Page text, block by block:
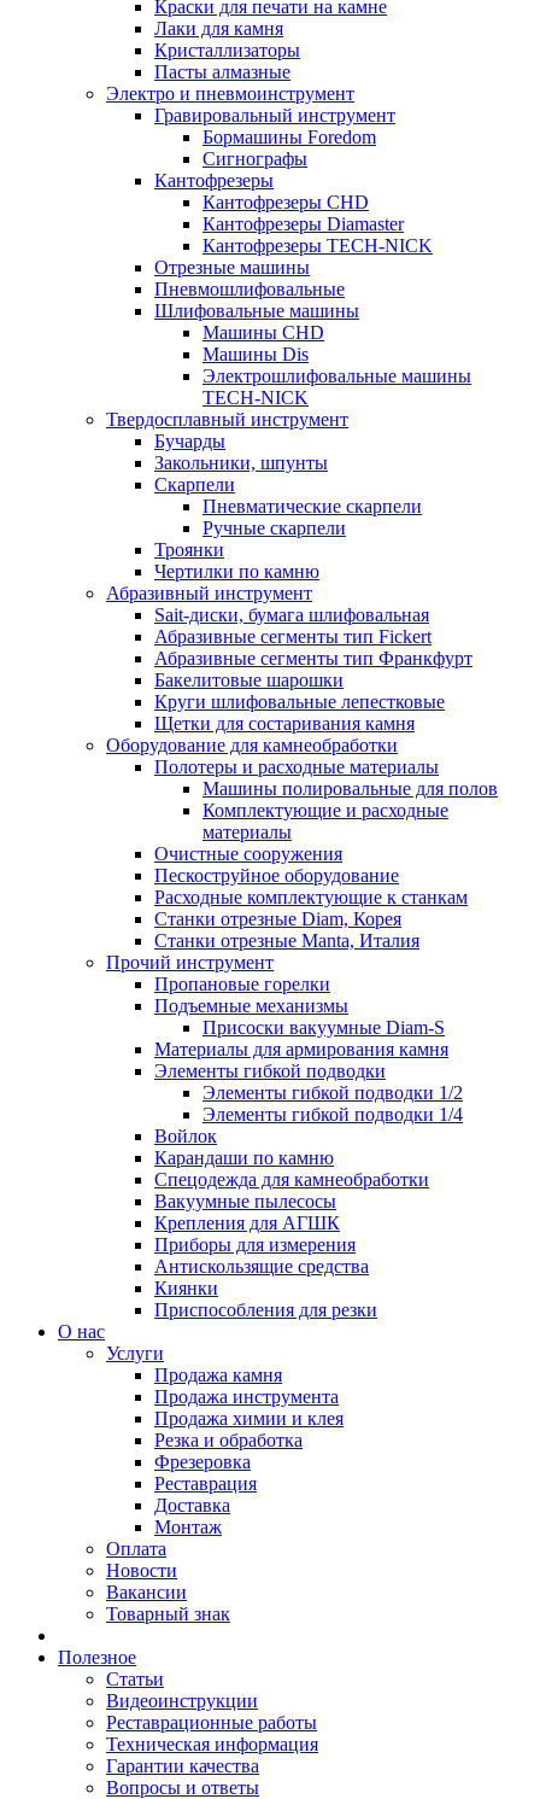
Краски для печати на камне
Лаки для камня
Кристаллизаторы
Пасты алмазные
Электро и пневмоинструмент
Гравировальный инструмент
Бормашины Foredom
Сигнографы
Кантофрезеры
Кантофрезеры CHD
Кантофрезеры Diamaster
Кантофрезеры TECH-NICK
Отрезные машины
Пневмошлифовальные
Шлифовальные машины
Машины CHD
Машины Dis
Электрошлифовальные машины
TECH-NICK
Твердосплавный инструмент
Бучарды
Закольники, шпунты
Скарпели
Пневматические скарпели
Ручные скарпели
Троянки
Чертилки по камню
Абразивный инструмент
Sait-диски, бумага шлифовальная
Абразивные сегменты тип Fickert
Абразивные сегменты тип Франкфурт
Бакелитовые шарошки
Круги шлифовальные лепестковые
Щетки для состаривания камня
Оборудование для камнеобработки
Полотеры и расходные материалы
Машины полировальные для полов
Комплектующие и расходные
материалы
Очистные сооружения
Пескоструйное оборудование
Расходные комплектующие к станкам
Станки отрезные Diam, Корея
Станки отрезные Manta, Италия
Прочий инструмент
Пропановые горелки
Подъeмные механизмы
Присоски вакуумные Diam-S
Материалы для армирования камня
Элементы гибкой подводки
Элементы гибкой подводки 1/2
Элементы гибкой подводки 1/4
Войлок
Карандаши по камню
Спецодежда для камнеобработки
Вакуумные пылесосы
Крепления для АГШК
Приборы для измерения
Антискользящие средства
Киянки
Приспособления для резки
О нас
Услуги
Продажа камня
Продажа инструмента
Продажа химии и клея
Резка и обработка
Фрезеровка
Реставрация
Доставка
Монтаж
Оплата
Новости
Вакансии
Товарный знак
Полезное
Статьи
Видеоинструкции
Реставрационные работы
Техническая информация
Гарантии качества
Вопросы и ответы